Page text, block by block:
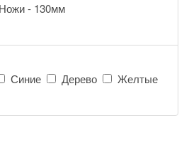
Ножи - 130мм
Синие Дерево
Желтые